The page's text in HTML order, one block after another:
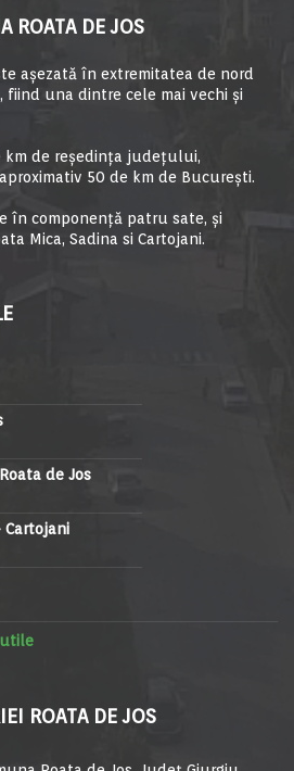
ROATA DE JOS
aşezată în extremitatea de nord
una dintre cele mai vechi şi
km de reşedinţa judeţului,
50 de km de Bucureşti.
în componență patru sate, și
Mica, Sadina si Cartojani.
de Jos
Cartojani
ROATA DE JOS